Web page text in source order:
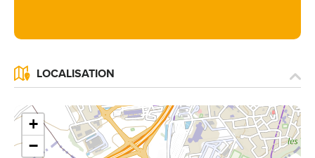
LOCALISATION
+
−